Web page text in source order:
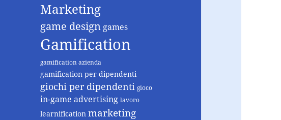
Marketing
game design games
Gamification
gamification azienda
gamification per dipendenti
giochi per dipendenti gioco
in-game advertising lavoro
learnification marketing